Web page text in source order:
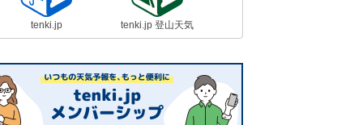
tenki.jp tenki.jp 登山天気